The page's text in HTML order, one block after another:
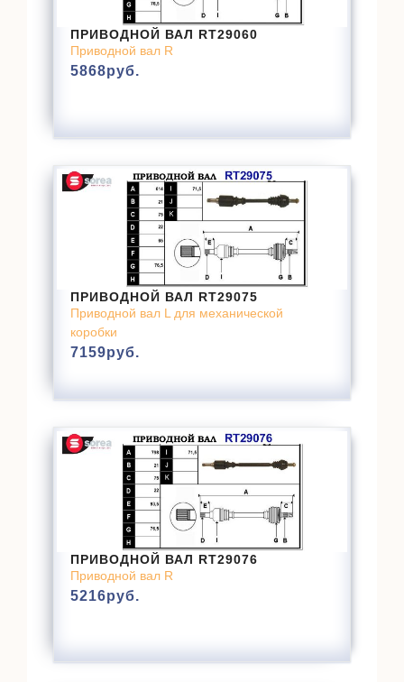
ПРИВОДНОЙ ВАЛ RT29060
Приводной вал R
5868руб.
ПРИВОДНОЙ ВАЛ RT29075
Приводной вал L для механической
коробки
7159руб.
ПРИВОДНОЙ ВАЛ RT29076
Приводной вал R
5216руб.